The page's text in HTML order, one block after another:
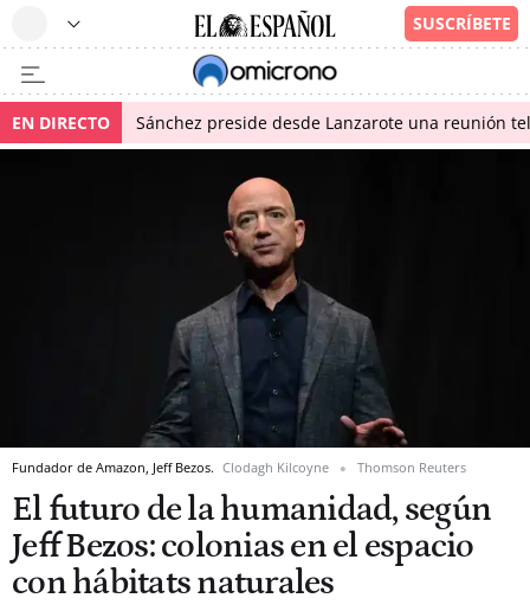
EN DIRECTO Sánchez preside desde Lanzarote una reunión
Fundador de Amazon, Jeff Bezos. Clodagh Kilcoyne Thomson Reuters
El futuro de la humanidad, según
Jeff Bezos: colonias en el espacio
con hábitats naturales